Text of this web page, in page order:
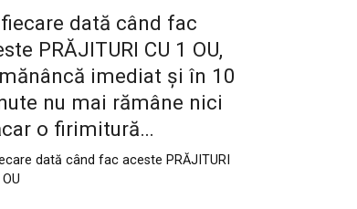
fiecare dată când fac
PRĂJITURI CU 1 OU,
imediat și în 10
nu mai rămâne nici
o firimitură…
dată când fac aceste PRĂJITURI